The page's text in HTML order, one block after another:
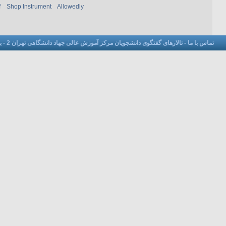
Shop Instrument Allowedly
تماس با ما -تالارهای گفتگوی دانشجویان مرکز آموزش عالی جهاد دانشگاهی تهران 2 -